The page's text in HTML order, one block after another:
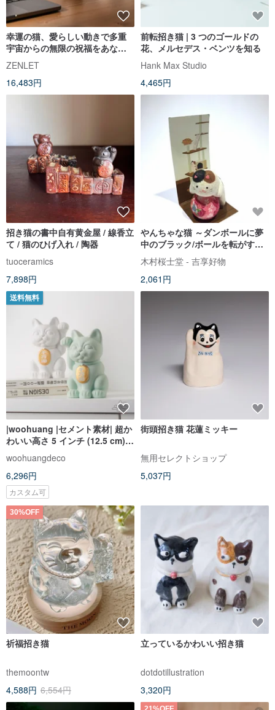
幸運の猫、愛らしい動きで多重
宇宙からの無限の祝福をあなた
に招き寄せます
ZENLET
16,483円
前転招き猫 | 3 つのゴールドの
花、メルセデス・ベンツを知る
Hank Max Studio
4,465円
招き猫の書中自有黄金屋 / 線香立
て / 猫のひげ入れ / 陶器
tuoceramics
7,898円
やんちゃな猫 ～ダンボールに夢
中のブラック/ボールを転がす三
色猫～ 和紙マスコット
木村桜士堂 - 吉享好物
2,061円
送料無料
|woohuang |セメント素材| 超か
わいい高さ 5 インチ (12.5 cm)
のカラフルな招き猫
woohuangdeco
6,296円
カスタム可
街頭招き猫 花蓮ミッキー
無用セレクトショップ
5,037円
30%OFF
祈福招き猫
themoontw
4,588円 6,554円
立っているかわいい招き猫
dotdotillustration
3,320円